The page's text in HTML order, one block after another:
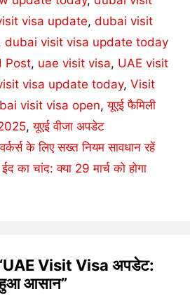
visa update, dubai visit
dubai visit visa update today
Post, uae visit visa, UAE visit
visa update today, Visit
visit visa open,यूएई फैमिली
,यूएई वीजा अपडेट
के लिए सख्त नियम सावधान रहें
का चांद: क्या 29 मार्च को होगा
Visit Visa अपडेट:
हुआ आसान”